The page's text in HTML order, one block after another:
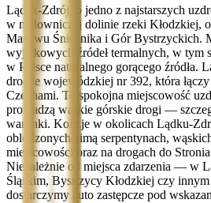
Lądek-Zdrój to jedno z najstarszych
w malowniczej dolinie rzeki Kłodzkiej,
Masywu Śnieżnika i Gór Bystrzyckich.
wyjątkowych źródeł termalnych, w tym
w Polsce naturalnego gorącego źródła.
drodze wojewódzkiej nr 392, która
Czechami. To spokojna miejscowość
prowadzą wąskie górskie drogi —
warunki. Kolizje w okolicach Lądku-
oblodzonych zimą serpentynach,
miejscowości oraz na drogach do
Niezależnie od miejsca zdarzenia — w
Śląskim, Bystrzycy Kłodzkiej czy
dostarczymy auto zastępcze pod